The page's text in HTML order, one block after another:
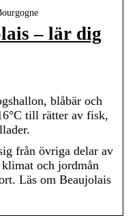
– lär dig
blåbär och
till rätter av fisk,
från övriga delar av
och jordmån
Läs om Beaujolais